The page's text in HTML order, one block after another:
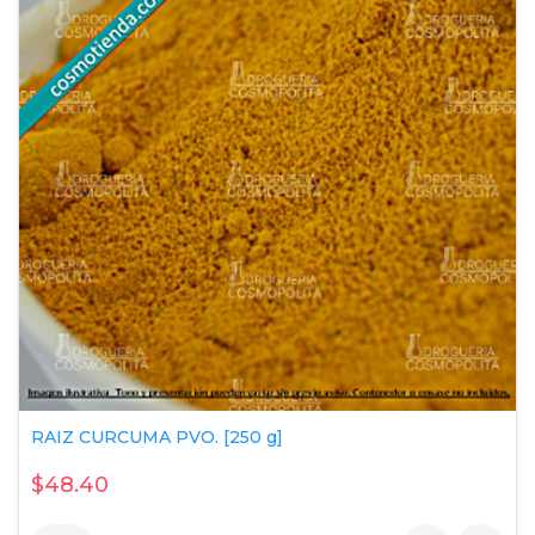
RAIZ CURCUMA PVO. [250 g]
$48.40